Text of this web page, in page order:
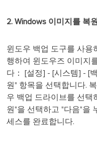
2. Windows 이미지를 복
윈도우 백업 도구를 사용
행하여 윈도우즈 이미지
다： [설정] - [시스템] - [
원" 항목을 선택합니다.
우 백업 드라이브를 선택
원"을 선택하고 "다음"을
세스를 완료합니다.